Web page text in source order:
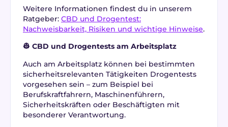
Weitere Informationen findest du in unserem
Ratgeber: CBD und Drogentest:
Nachweisbarkeit, Risiken und wichtige Hinweise.
👷 CBD und Drogentests am Arbeitsplatz
Auch am Arbeitsplatz können bei bestimmten
sicherheitsrelevanten Tätigkeiten Drogentests
vorgesehen sein – zum Beispiel bei
Berufskraftfahrern, Maschinenführern,
Sicherheitskräften oder Beschäftigten mit
besonderer Verantwortung.